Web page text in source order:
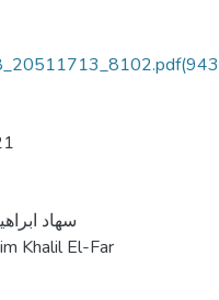
سهاد
Khalil El-Far